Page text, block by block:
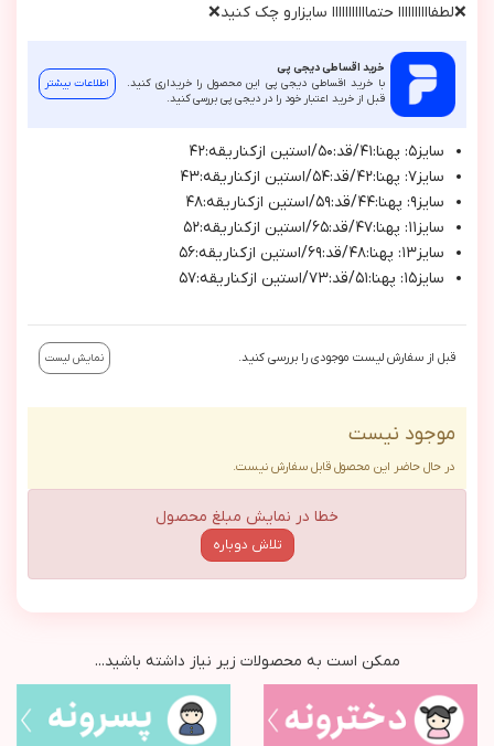
❌لطفاااااااااا حتمااااااااااا سايزارو چك كنيد❌
خرید اقساطی دیجی پی
با خرید اقساطی دیجی پی این محصول را خریداری کنید.
قبل از خرید اعتبار خود را در دیجی پی بررسی کنید.
اطلاعات بیشتر
سايز٥: پهنا:٤١/قد:٥٠/استين ازكناريقه:٤٢
سايز٧: پهنا:٤٢/قد:٥٤/استين ازكناريقه:٤٣
سايز٩: پهنا:٤٤/قد:٥٩/استين ازكناريقه:٤٨
سايز١١: پهنا:٤٧/قد:٦٥/استين ازكناريقه:٥٢
سايز١٣: پهنا:٤٨/قد:٦٩/استين ازكناريقه:٥٦
سايز١٥: پهنا:٥١/قد:٧٣/استين ازكناريقه:٥٧
قبل از سفارش لیست موجودی را بررسی کنید. نمایش لیست
موجود نیست
در حال حاضر این محصول قابل سفارش نیست.
خطا در نمایش مبلغ محصول
تلاش دوباره
ممکن است به محصولات زیر نیاز داشته باشید...